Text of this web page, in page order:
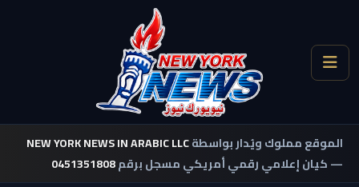
الموقع مملوك ويُدار بواسطةNEW YORK NEWS IN ARABIC LLC
— كيان إعلامي رقمي أمريكي مسجل برقم0451351808